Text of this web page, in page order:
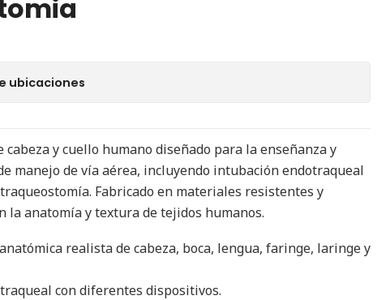
ubicaciones
cabeza y cuello humano diseñado para la enseñanza y
manejo de vía aérea, incluyendo intubación endotraqueal
Fabricado en materiales resistentes y
la anatomía y textura de tejidos humanos.
realista de cabeza, boca, lengua, faringe, laringe y
con diferentes dispositivos.